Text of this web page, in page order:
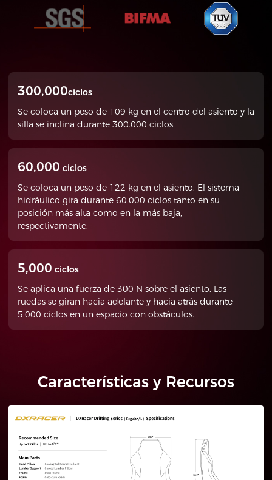
300,000ciclos
Se coloca un peso de 109 kg en el centro del asiento y la
silla se inclina durante 300.000 ciclos.
60,000 ciclos
Se coloca un peso de 122 kg en el asiento. El sistema
hidráulico gira durante 60.000 ciclos tanto en su
posición más alta como en la más baja,
respectivamente.
5,000 ciclos
Se aplica una fuerza de 300 N sobre el asiento. Las
ruedas se giran hacia adelante y hacia atrás durante
5.000 ciclos en un espacio con obstáculos.
Características y Recursos